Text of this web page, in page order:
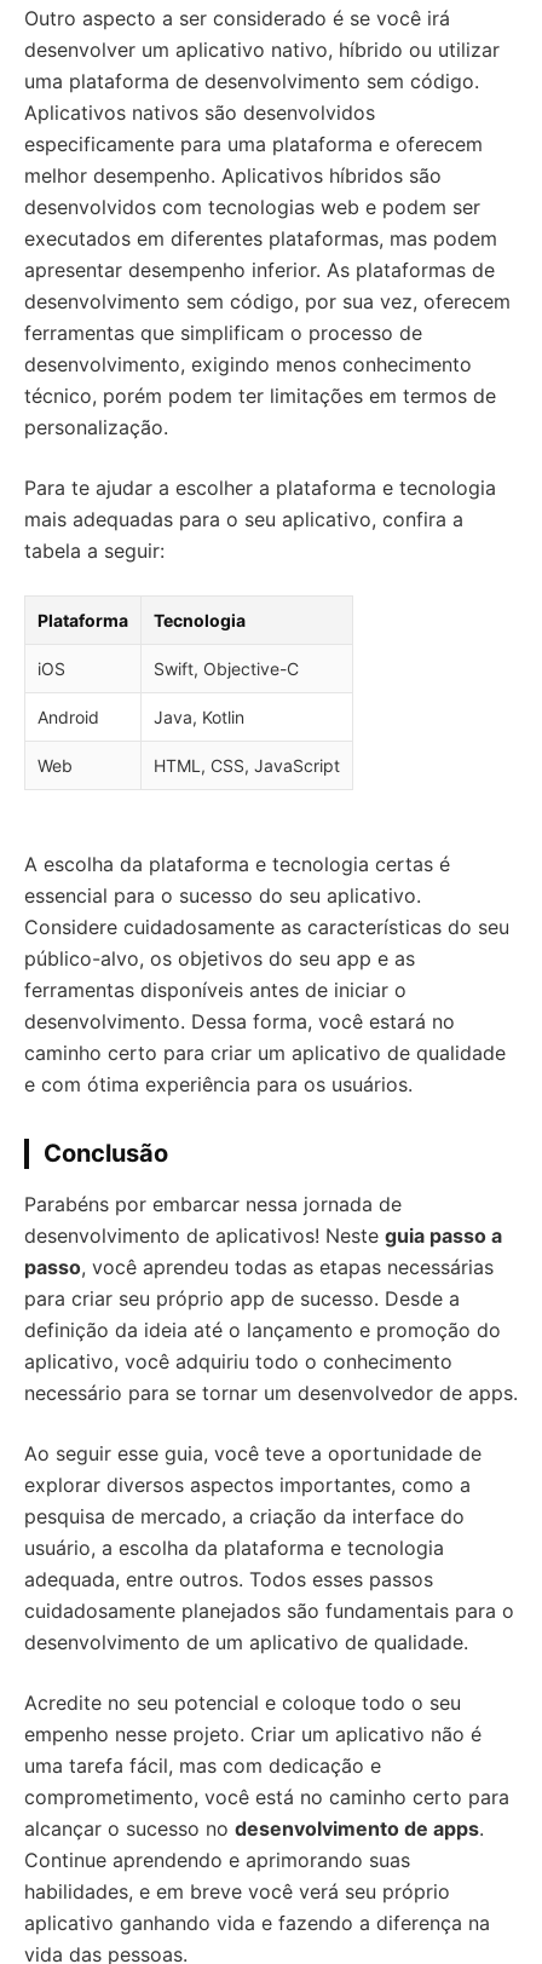
Outro aspecto a ser considerado é se você irá
desenvolver um aplicativo nativo, híbrido ou utilizar
uma plataforma de desenvolvimento sem código.
Aplicativos nativos são desenvolvidos
especificamente para uma plataforma e oferecem
melhor desempenho. Aplicativos híbridos são
desenvolvidos com tecnologias web e podem ser
executados em diferentes plataformas, mas podem
apresentar desempenho inferior. As plataformas de
desenvolvimento sem código, por sua vez, oferecem
ferramentas que simplificam o processo de
desenvolvimento, exigindo menos conhecimento
técnico, porém podem ter limitações em termos de
personalização.
Para te ajudar a escolher a plataforma e tecnologia
mais adequadas para o seu aplicativo, confira a
tabela a seguir:
Plataforma Tecnologia
iOS Swift, Objective-C
Android Java, Kotlin
Web HTML, CSS, JavaScript
A escolha da plataforma e tecnologia certas é
essencial para o sucesso do seu aplicativo.
Considere cuidadosamente as características do seu
público-alvo, os objetivos do seu app e as
ferramentas disponíveis antes de iniciar o
desenvolvimento. Dessa forma, você estará no
caminho certo para criar um aplicativo de qualidade
e com ótima experiência para os usuários.
Conclusão
Parabéns por embarcar nessa jornada de
desenvolvimento de aplicativos! Neste guia passo a
passo, você aprendeu todas as etapas necessárias
para criar seu próprio app de sucesso. Desde a
definição da ideia até o lançamento e promoção do
aplicativo, você adquiriu todo o conhecimento
necessário para se tornar um desenvolvedor de apps.
Ao seguir esse guia, você teve a oportunidade de
explorar diversos aspectos importantes, como a
pesquisa de mercado, a criação da interface do
usuário, a escolha da plataforma e tecnologia
adequada, entre outros. Todos esses passos
cuidadosamente planejados são fundamentais para o
desenvolvimento de um aplicativo de qualidade.
Acredite no seu potencial e coloque todo o seu
empenho nesse projeto. Criar um aplicativo não é
uma tarefa fácil, mas com dedicação e
comprometimento, você está no caminho certo para
alcançar o sucesso no desenvolvimento de apps.
Continue aprendendo e aprimorando suas
habilidades, e em breve você verá seu próprio
aplicativo ganhando vida e fazendo a diferença na
vida das pessoas.